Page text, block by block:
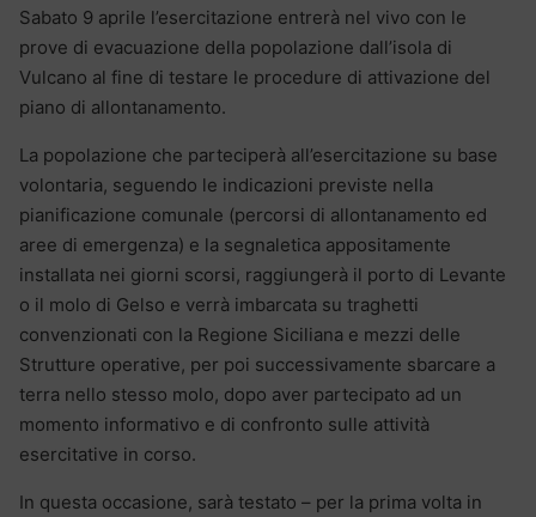
Sabato 9 aprile l’esercitazione entrerà nel vivo con le
prove di evacuazione della popolazione dall’isola di
Vulcano al fine di testare le procedure di attivazione del
piano di allontanamento.
La popolazione che parteciperà all’esercitazione su base
volontaria, seguendo le indicazioni previste nella
pianificazione comunale (percorsi di allontanamento ed
aree di emergenza) e la segnaletica appositamente
installata nei giorni scorsi, raggiungerà il porto di Levante
o il molo di Gelso e verrà imbarcata su traghetti
convenzionati con la Regione Siciliana e mezzi delle
Strutture operative, per poi successivamente sbarcare a
terra nello stesso molo, dopo aver partecipato ad un
momento informativo e di confronto sulle attività
esercitative in corso.
In questa occasione, sarà testato – per la prima volta in